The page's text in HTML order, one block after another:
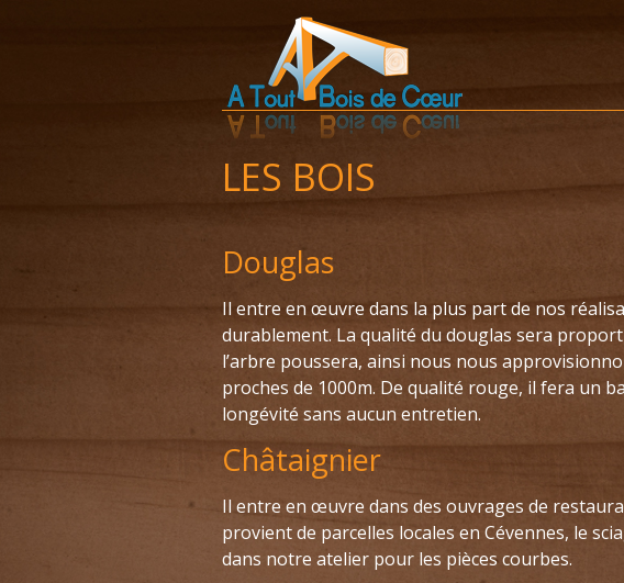
LES BOIS
Douglas
Il entre en œuvre dans la plus part de nos
durablement. La qualité du douglas sera
l’arbre poussera, ainsi nous nous
proches de 1000m. De qualité rouge, il fera un
longévité sans aucun entretien.
Châtaignier
Il entre en œuvre dans des ouvrages de
provient de parcelles locales en Cévennes, le
dans notre atelier pour les pièces courbes.